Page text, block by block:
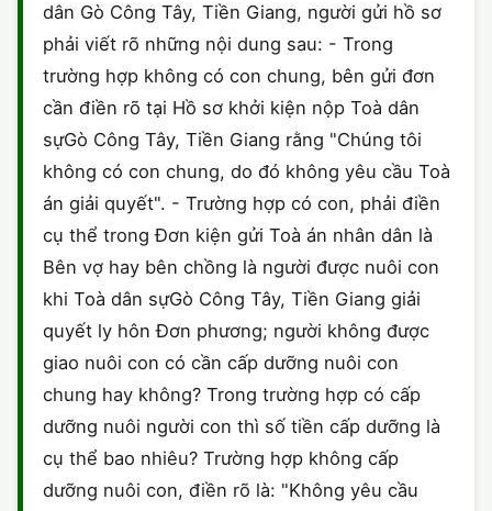
dân Gò Công Tây, Tiền Giang, người gửi hồ sơ
phải viết rõ những nội dung sau: - Trong
trường hợp không có con chung, bên gửi đơn
cần điền rõ tại Hồ sơ khởi kiện nộp Toà dân
sựGò Công Tây, Tiền Giang rằng "Chúng tôi
không có con chung, do đó không yêu cầu Toà
án giải quyết". - Trường hợp có con, phải điền
cụ thể trong Đơn kiện gửi Toà án nhân dân là
Bên vợ hay bên chồng là người được nuôi con
khi Toà dân sựGò Công Tây, Tiền Giang giải
quyết ly hôn Đơn phương; người không được
giao nuôi con có cần cấp dưỡng nuôi con
chung hay không? Trong trường hợp có cấp
dưỡng nuôi người con thì số tiền cấp dưỡng là
cụ thể bao nhiêu? Trường hợp không cấp
dưỡng nuôi con, điền rõ là: "Không yêu cầu